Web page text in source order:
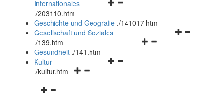
Navigationsmenü
und
schließen
Internationales
./203110.htm
Geschichte und Geografie ./141017.htm
Navigationsmenü
Gesellschaft und Soziales
./139.htm
Navigationsmenü
Gesundheit ./141.htm
Navigationsmenü
Kultur
./kultur.htm
Navigationsmenü